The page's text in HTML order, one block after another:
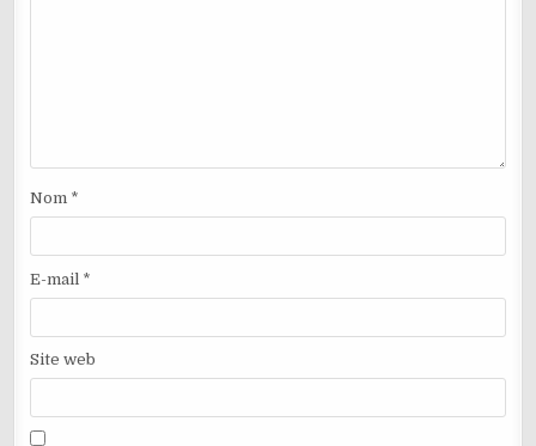
Nom *
E-mail *
Site web